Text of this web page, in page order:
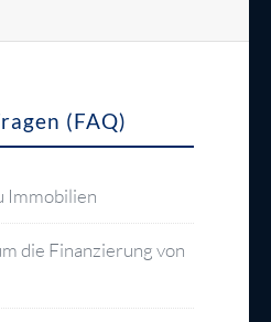
(FAQ)
Immobilien
die Finanzierung von